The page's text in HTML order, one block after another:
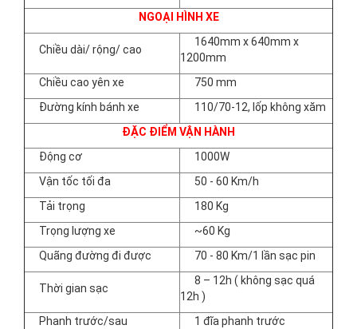
NGOẠI HÌNH XE
Chiều dài/ rộng/ cao
1640mm x 640mm x
1200mm
Chiều cao yên xe
750 mm
Đường kính bánh xe
110/70-12, lốp không xăm
ĐẶC ĐIỂM VẬN HÀNH
Động cơ
1000W
Vận tốc tối đa
50 - 60 Km/h
Tải trọng
180 Kg
Trọng lượng xe
~60 Kg
Quãng đường đi được
70 - 80 Km/1 lần sạc pin
Thời gian sạc
8 – 12h ( không sạc quá
12h )
Phanh trước/sau
1 đĩa phanh trước